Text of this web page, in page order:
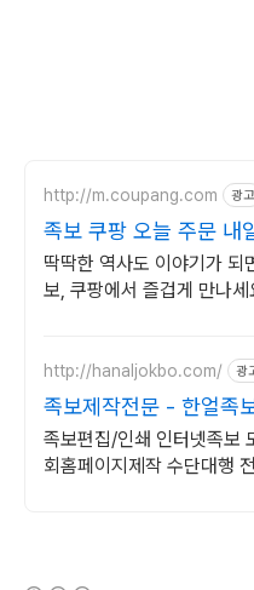
http://m.coupang.com 광고
족보 쿠팡 오늘 주문 내
딱딱한 역사도 이야기가 되
보, 쿠팡에서 즐겁게 만나세
http://hanaljokbo.com/ 광
족보제작전문 - 한얼족
족보편집/인쇄 인터넷족보
회홈페이지제작 수단대행